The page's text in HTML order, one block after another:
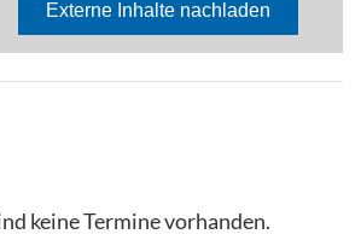
keine Termine vorhanden.